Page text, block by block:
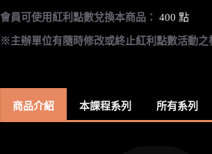
會員可使用紅利點數兌換本商品： 400 點
※主辦單位有隨時修改或終止紅利點數活動之
商品介紹 本課程系列 所有系列